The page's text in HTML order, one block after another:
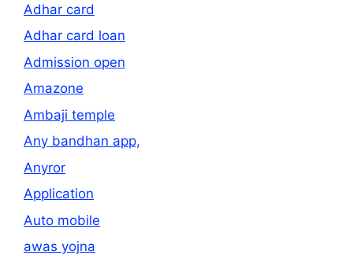
Adhar card
Adhar card loan
Admission open
Amazone
Ambaji temple
Any bandhan app,
Anyror
Application
Auto mobile
awas yojna